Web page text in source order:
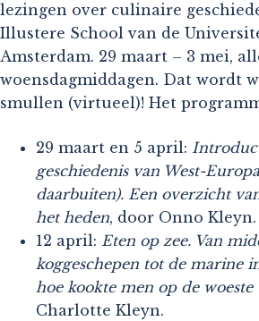
lezingen over culinaire
Illustere School van de
Amsterdam. 29 maart – 3 mei,
woensdagmiddagen. Dat wordt
smullen (virtueel)! Het
29 maart en 5 april:
geschiedenis van West-
daarbuiten). Een overzicht
het heden, door Onno Kleyn.
12 april: Eten op zee. Van
koggeschepen tot de marine
hoe kookte men op de woeste
Charlotte Kleyn.